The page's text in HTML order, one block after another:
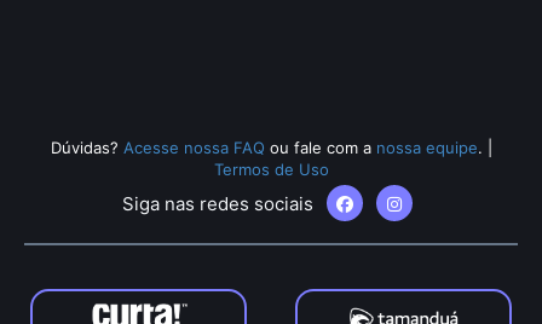
Dúvidas? Acesse nossa FAQ ou fale com a nossa equipe.
Termos de Uso
Siga nas redes sociais